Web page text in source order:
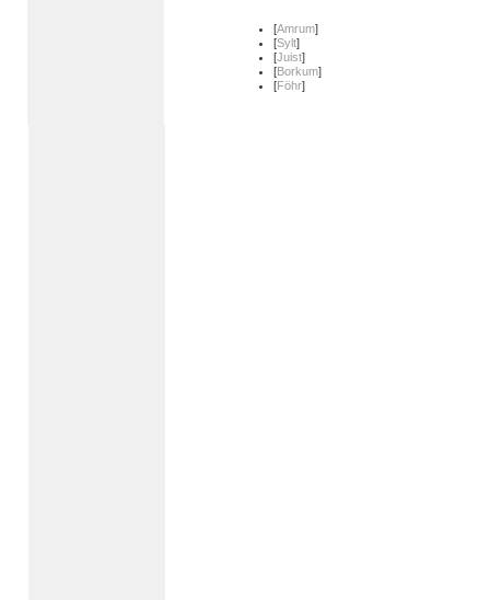
[Amrum]
[Sylt]
[Juist]
[Borkum]
[Föhr]